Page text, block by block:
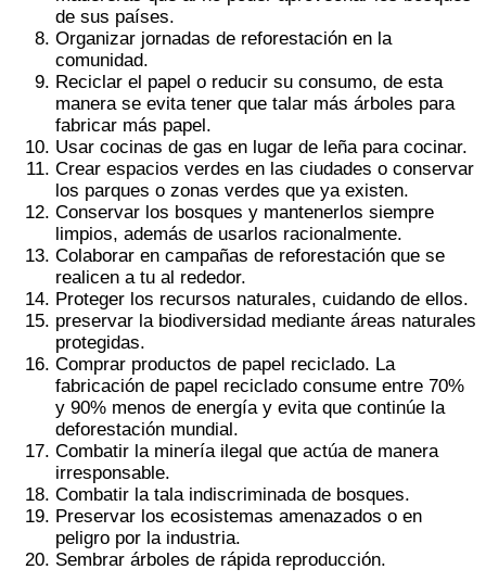
de sus países.
Organizar jornadas de reforestación en la
comunidad.
Reciclar el papel o reducir su consumo, de esta
manera se evita tener que talar más árboles para
fabricar más papel.
Usar cocinas de gas en lugar de leña para cocinar.
Crear espacios verdes en las ciudades o conservar
los parques o zonas verdes que ya existen.
Conservar los bosques y mantenerlos siempre
limpios, además de usarlos racionalmente.
Colaborar en campañas de reforestación que se
realicen a tu al rededor.
Proteger los recursos naturales, cuidando de ellos.
preservar la biodiversidad mediante áreas naturales
protegidas.
Comprar productos de papel reciclado. La
fabricación de papel reciclado consume entre 70%
y 90% menos de energía y evita que continúe la
deforestación mundial.
Combatir la minería ilegal que actúa de manera
irresponsable.
Combatir la tala indiscriminada de bosques.
Preservar los ecosistemas amenazados o en
peligro por la industria.
Sembrar árboles de rápida reproducción.